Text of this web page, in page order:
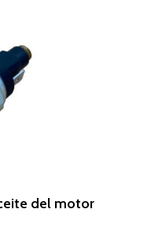
del motor